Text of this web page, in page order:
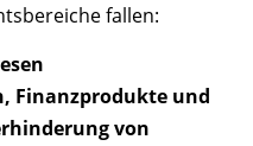
fallen:
Finanzprodukte und
von